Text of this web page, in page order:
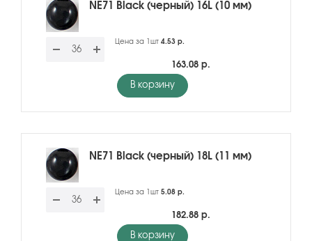
NE71 Black (черный) 16L (10 мм)
Цена за 1шт 4.53 р.
163.08 р.
В корзину
NE71 Black (черный) 18L (11 мм)
Цена за 1шт 5.08 р.
182.88 р.
В корзину